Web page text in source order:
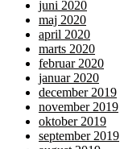
juni 2020
maj 2020
april 2020
marts 2020
februar 2020
januar 2020
december 2019
november 2019
oktober 2019
september 2019